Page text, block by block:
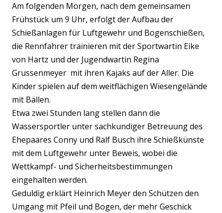
Am folgenden Morgen, nach dem gemeinsamen
Frühstück um 9 Uhr, erfolgt der Aufbau der
Schießanlagen für Luftgewehr und Bogenschießen,
die Rennfahrer trainieren mit der Sportwartin Eike
von Hartz und der Jugendwartin Regina
Grussenmeyer mit ihren Kajaks auf der Aller. Die
Kinder spielen auf dem weitflächigen Wiesengelände
mit Bällen.
Etwa zwei Stunden lang stellen dann die
Wassersportler unter sachkundiger Betreuung des
Ehepaares Conny und Ralf Busch ihre Schießkünste
mit dem Luftgewehr unter Beweis, wobei die
Wettkampf- und Sicherheitsbestimmungen
eingehalten werden.
Geduldig erklärt Heinrich Meyer den Schützen den
Umgang mit Pfeil und Bogen, der mehr Geschick